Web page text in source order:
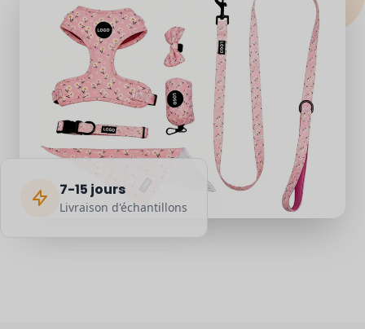
7-15 jours
Livraison d'échantillons